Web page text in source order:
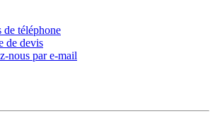
de téléphone
de devis
nous par e-mail